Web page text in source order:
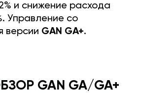
и снижение расхода
Управление со
версии GAN GA+.
GAN GA/GA+